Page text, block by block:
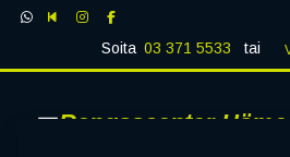
Soita 03 371 5533 tai
Rengascenter